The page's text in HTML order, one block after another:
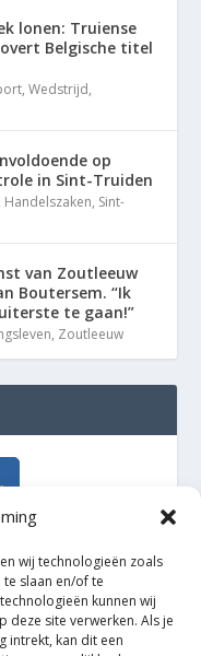
wij technologieën zoals
slaan en/of te
kunnen wij
deze site verwerken. Als je
intrekt, kan dit een
lonen: Truiense
Belgische titel
,Wedstrijd,
op
in Sint-Truiden
Handelszaken, Sint-
van Zoutleeuw
Boutersem. “Ik
te gaan!”
, Zoutleeuw